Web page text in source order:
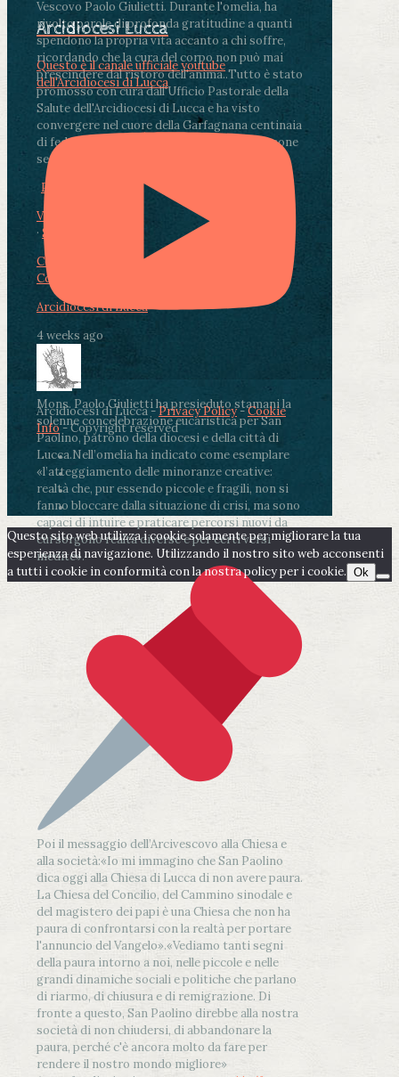
Vescovo Paolo Giulietti. Durante l'omelia, ha
rivolto parole di profonda gratitudine a quanti
spendono la propria vita accanto a chi soffre,
ricordando che la cura del corpo non può mai
prescindere dal ristoro dell'anima..Tutto è stato
promosso con cura dall'Ufficio Pastorale della
Salute dell'Arcidiocesi di Lucca e ha visto
convergere nel cuore della Garfagnana centinaia
di fedeli, operatori sanitari, volontari e persone
segnate dalla malattia.
Photo
View on Facebook
· Share
Condividi su Facebook
Condividi su LinkedIn
Arcidiocesi di Lucca
4 weeks ago
Mons. Paolo Giulietti ha presieduto stamani la
solenne concelebrazione eucaristica per San
Paolino, patrono della diocesi e della città di
Lucca.Nell’omelia ha indicato come esemplare
«l’atteggiamento delle minoranze creative:
realtà che, pur essendo piccole e fragili, non si
fanno bloccare dalla situazione di crisi, ma sono
capaci di intuire e praticare percorsi nuovi da
cui sorgono realtà diverse e per certi versi
inedite».
Poi il messaggio dell’Arcivescovo alla Chiesa e
alla società:«Io mi immagino che San Paolino
dica oggi alla Chiesa di Lucca di non avere paura.
La Chiesa del Concilio, del Cammino sinodale e
del magistero dei papi è una Chiesa che non ha
paura di confrontarsi con la realtà per portare
l'annuncio del Vangelo».«Vediamo tanti segni
della paura intorno a noi, nelle piccole e nelle
grandi dinamiche sociali e politiche che parlano
di riarmo, di chiusura e di remigrazione. Di
fronte a questo, San Paolino direbbe alla nostra
società di non chiudersi, di abbandonare la
paura, perché c'è ancora molto da fare per
rendere il nostro mondo migliore»
Arcidiocesi Lucca
Questo è il canale ufficiale youtube
dell'Arcidiocesi di Lucca
Arcidiocesi di Lucca -Privacy Policy-Cookie
Info- Copyright reserved
Questo sito web utilizza i cookie solamente per migliorare la tua
esperienza di navigazione. Utilizzando il nostro sito web acconsenti
a tutti i cookie in conformità con la nostra policy per i cookie. Ok